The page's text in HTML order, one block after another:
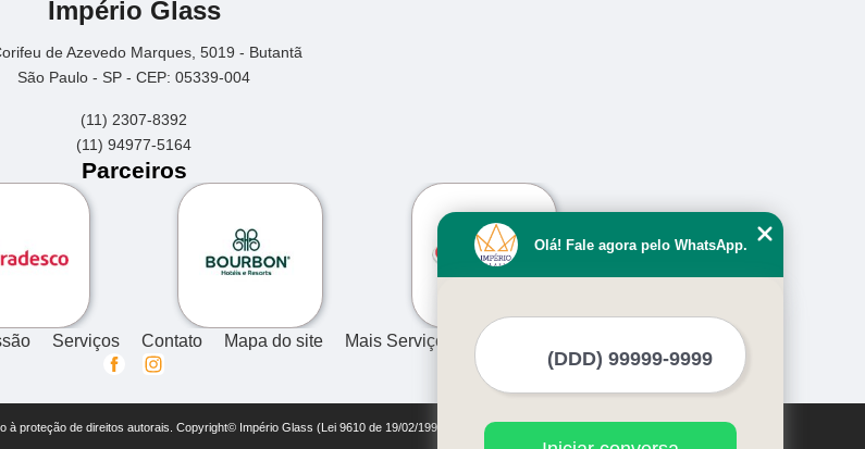
Império Glass
de Azevedo Marques, 5019 - Butantã
São Paulo - SP - CEP: 05339-004
(11) 2307-8392
(11) 94977-5164
Parceiros
›
Serviços Contato Mapa do site Mais Serviços
à proteção de direitos autorais. Copyright© Império Glass (Lei 9610 de 19/02/1998)
Olá! Fale agora pelo WhatsApp.